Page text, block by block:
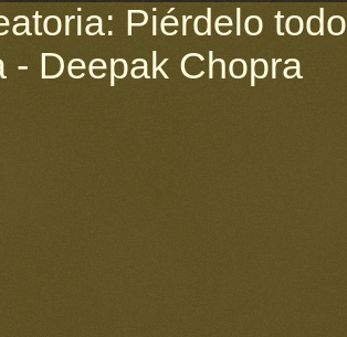
Piérdelo
- Deepak Chopra